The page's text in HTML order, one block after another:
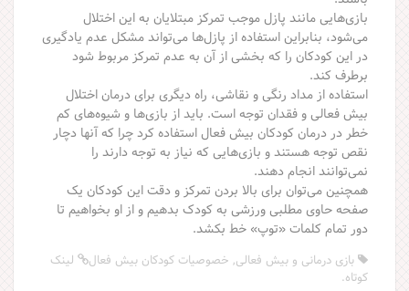
بازی‌هایی مانند پازل موجب تمرکز مبتلایان به این اختلال
می‌شود، بنابراین استفاده از پازل‌ها می‌تواند مشکل عدم یادگیری
در این کودکان را که بخشی از آن به عدم تمرکز مربوط شود
برطرف کند.
استفاده از مداد رنگی و نقاشی، راه‌ دیگری برای درمان اختلال
بیش فعالی و فقدان توجه است. باید از بازی‌ها و شیوه‌های کم
خطر در درمان کودکان بیش فعال استفاده کرد چرا که آنها دچار
نقص توجه هستند و بازی‌هایی که نیاز به توجه دارند را
نمی‌توانند انجام دهند.
همچنین می‌توان برای بالا بردن تمرکز و دقت این کودکان یک
صفحه حاوی مطلبی ورزشی به کودک بدهیم و از او بخواهیم تا
دور تمام کلمات «توپ» خط بکشد.
بازی درمانی و بیش فعالی, خصوصيات كودكان بيش فعال
لینک
کوتاه.